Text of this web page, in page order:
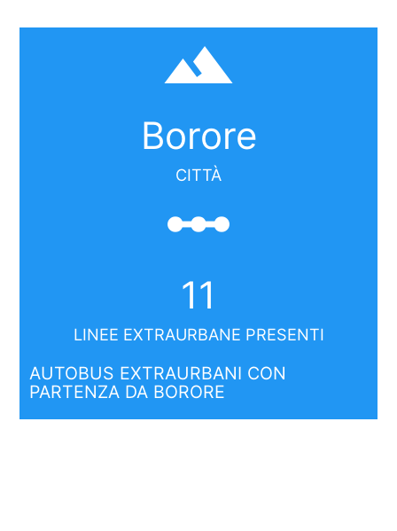
filter_hdr
Borore
CITTÀ
linear_scale
11
LINEE EXTRAURBANE PRESENTI
AUTOBUS EXTRAURBANI CON
PARTENZA DA BORORE